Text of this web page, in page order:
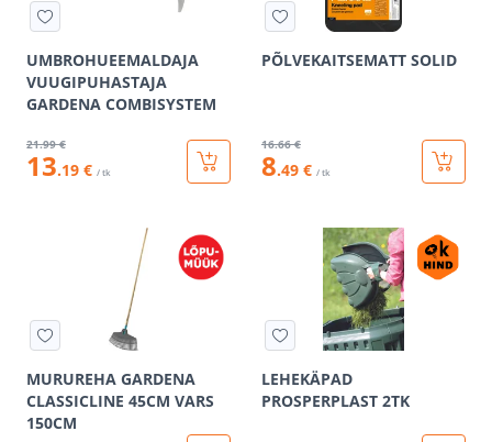
UMBROHUEEMALDAJA
VUUGIPUHASTAJA
GARDENA COMBISYSTEM
21.99 €
13.19 € / tk
PÕLVEKAITSEMATT SOLID
16.66 €
8.49 € / tk
MURUREHA GARDENA
CLASSICLINE 45CM VARS
150CM
LEHEKÄPAD
PROSPERPLAST 2TK